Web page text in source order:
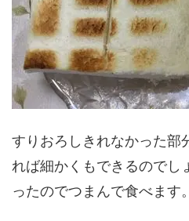
すりおろしきれなかった部
れば細かくもできるのでし
ったのでつまんで食べます。